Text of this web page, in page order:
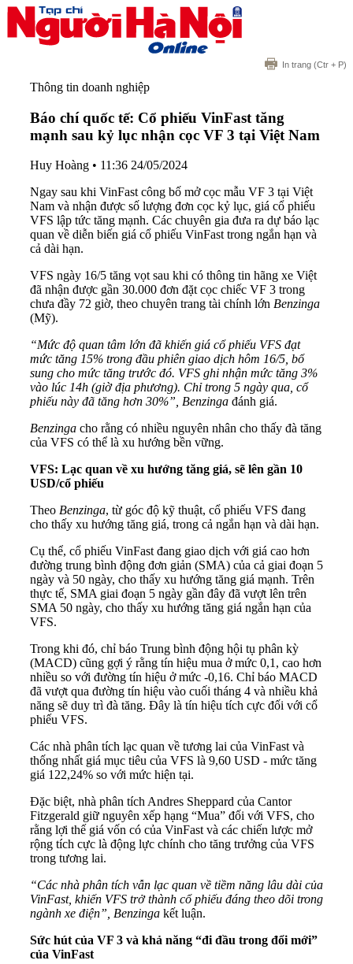
In trang (Ctr + P)
Thông tin doanh nghiệp
Báo chí quốc tế: Cổ phiếu VinFast tăng
mạnh sau kỷ lục nhận cọc VF 3 tại Việt Nam
Huy Hoàng • 11:36 24/05/2024
Ngay sau khi VinFast công bố mở cọc mẫu VF 3 tại Việt
Nam và nhận được số lượng đơn cọc kỷ lục, giá cổ phiếu
VFS lập tức tăng mạnh. Các chuyên gia đưa ra dự báo lạc
quan về diễn biến giá cổ phiếu VinFast trong ngắn hạn và
cả dài hạn.
VFS ngày 16/5 tăng vọt sau khi có thông tin hãng xe Việt
đã nhận được gần 30.000 đơn đặt cọc chiếc VF 3 trong
chưa đầy 72 giờ, theo chuyên trang tài chính lớn Benzinga
(Mỹ).
“Mức độ quan tâm lớn đã khiến giá cổ phiếu VFS đạt
mức tăng 15% trong đầu phiên giao dịch hôm 16/5, bổ
sung cho mức tăng trước đó. VFS ghi nhận mức tăng 3%
vào lúc 14h (giờ địa phương). Chỉ trong 5 ngày qua, cổ
phiếu này đã tăng hơn 30%”, Benzinga đánh giá.
Benzinga cho rằng có nhiều nguyên nhân cho thấy đà tăng
của VFS có thể là xu hướng bền vững.
VFS: Lạc quan về xu hướng tăng giá, sẽ lên gần 10
USD/cổ phiếu
Theo Benzinga, từ góc độ kỹ thuật, cổ phiếu VFS đang
cho thấy xu hướng tăng giá, trong cả ngắn hạn và dài hạn.
Cụ thể, cổ phiếu VinFast đang giao dịch với giá cao hơn
đường trung bình động đơn giản (SMA) của cả giai đoạn 5
ngày và 50 ngày, cho thấy xu hướng tăng giá mạnh. Trên
thực tế, SMA giai đoạn 5 ngày gần đây đã vượt lên trên
SMA 50 ngày, cho thấy xu hướng tăng giá ngắn hạn của
VFS.
Trong khi đó, chỉ báo Trung bình động hội tụ phân kỳ
(MACD) cũng gợi ý rằng tín hiệu mua ở mức 0,1, cao hơn
nhiều so với đường tín hiệu ở mức -0,16. Chỉ báo MACD
đã vượt qua đường tín hiệu vào cuối tháng 4 và nhiều khả
năng sẽ duy trì đà tăng. Đây là tín hiệu tích cực đối với cổ
phiếu VFS.
Các nhà phân tích lạc quan về tương lai của VinFast và
thống nhất giá mục tiêu của VFS là 9,60 USD - mức tăng
giá 122,24% so với mức hiện tại.
Đặc biệt, nhà phân tích Andres Sheppard của Cantor
Fitzgerald giữ nguyên xếp hạng “Mua” đối với VFS, cho
rằng lợi thế giá vốn có của VinFast và các chiến lược mở
rộng tích cực là động lực chính cho tăng trưởng của VFS
trong tương lai.
“Các nhà phân tích vẫn lạc quan về tiềm năng lâu dài của
VinFast, khiến VFS trở thành cổ phiếu đáng theo dõi trong
ngành xe điện”, Benzinga kết luận.
Sức hút của VF 3 và khả năng “đi đầu trong đổi mới”
của VinFast